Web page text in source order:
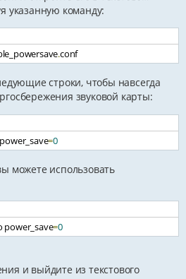
указанную команду:
.conf
строки, чтобы навсегда
звуковой карты:
=0
можете использовать
power_save=0
и выйдите из текстового